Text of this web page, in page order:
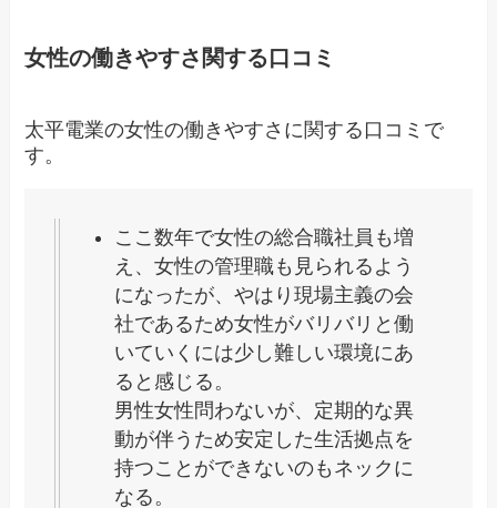
女性の働きやすさ関する口コミ
太平電業の女性の働きやすさに関する口コミで
す。
ここ数年で女性の総合職社員も増
え、女性の管理職も見られるよう
になったが、やはり現場主義の会
社であるため女性がバリバリと働
いていくには少し難しい環境にあ
ると感じる。
男性女性問わないが、定期的な異
動が伴うため安定した生活拠点を
持つことができないのもネックに
なる。